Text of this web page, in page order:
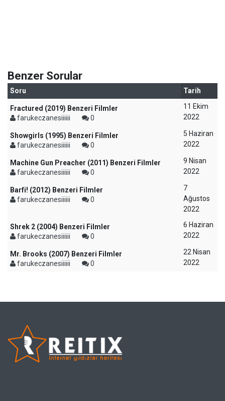
Benzer Sorular
Soru Tarih
Fractured (2019) Benzeri Filmler
farukeczanesiiiiii
0
11 Ekim
2022
Showgirls (1995) Benzeri Filmler
farukeczanesiiiiii
0
5 Haziran
2022
Machine Gun Preacher (2011) Benzeri Filmler
farukeczanesiiiiii
0
9 Nisan
2022
Barfi! (2012) Benzeri Filmler
farukeczanesiiiiii
0
7
Ağustos
2022
Shrek 2 (2004) Benzeri Filmler
farukeczanesiiiiii
0
6 Haziran
2022
Mr. Brooks (2007) Benzeri Filmler
farukeczanesiiiiii
0
22 Nisan
2022